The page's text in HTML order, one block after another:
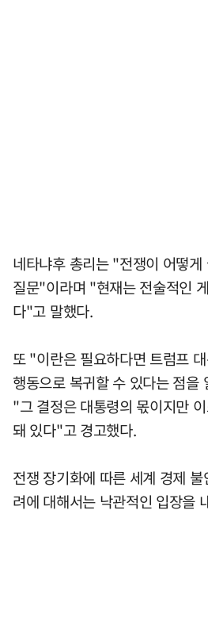
네타냐후 총리는 "전쟁이 어떻
질문"이라며 "현재는 전술적인
다"고 말했다.
또 "이란은 필요하다면 트럼프
행동으로 복귀할 수 있다는 점을
"그 결정은 대통령의 몫이지만
돼 있다"고 경고했다.
전쟁 장기화에 따른 세계 경제
려에 대해서는 낙관적인 입장을